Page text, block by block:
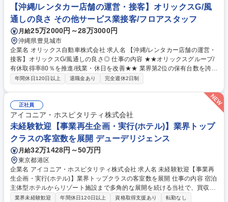
ニュアルの改善検討 ■クライアントとの定例会議や運営オペレーションの
提案 募集職種 販売・接客の経験を活かす/『SHIBUYA SKY』展望台・運
営ディレクター
【沖縄/レンタカー店舗の運営・接客】オリックスG/風
通しの良さ その他サービス業接客/フロアスタッフ
月給25万2000円～28万3000円
沖縄県豊見城市
企業名 オリックス自動車株式会社 求人名 【沖縄/レンタカー店舗の運営・
接客】オリックスG/風通しの良さ◎ 仕事の内容 ★★オリックスグループ/
有休取得率80％を推進/残業・休日を改善★★ 業界第2位の保有台数を誇る
当社の中核事業「オリックスレンタカー」の 沖縄県内の直営レンタカー店
管理 /他店舗との連携 ◆店舗で勤務するスタッフのマネジメント ◆キャン
ペーン施策の企画・設計 ◆売上管理 【法人営業】◆既存顧客、損害保険
会社、旅行代理店、自動車ディーラーへのご提案 ◆リース営業部門との情
報交換、営業同行 ◆カーシェアリングをはじめとしたサービス提案による
差別化 募集職種 【沖縄/レンタカー店舗の運営・接客】オリックスG/風通
しの良さ◎
年間休日120日以上 退職金あり 完全週休2日制
正社員
アイコニア・ホスピタリティ株式会社
未経験歓迎【事業再生企画・実行(ホテル)】業界トップ
クラスの客室数を展開 デューデリジェンス
月給32万1428円～50万円
東京都港区
企業名 アイコニア・ホスピタリティ株式会社 求人名 未経験歓迎【事業再
生企画・実行(ホテル)】業界トップクラスの客室数を展開 仕事の内容 宿泊
主体型ホテルからリゾート施設まで多角的な展開を続ける当社で、買収し
たホテルや旅館をフルリニューアルし、地域の新たな「アイコン」へと生
業界未経験歓迎 年間休日120日以上 資格取得支援あり
転勤なし